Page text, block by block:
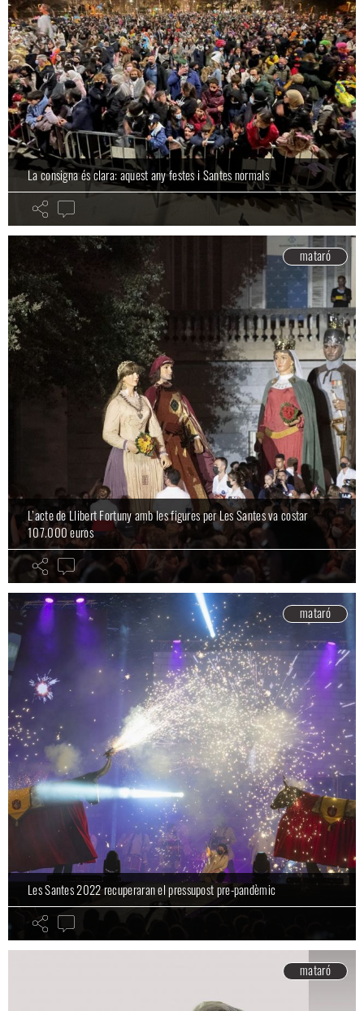
La consigna és clara: aquest any festes i Santes normals
mataró
L’acte de Llibert Fortuny amb les figures per Les Santes va costar
107.000 euros
mataró
Les Santes 2022 recuperaran el pressupost pre-pandèmic
mataró